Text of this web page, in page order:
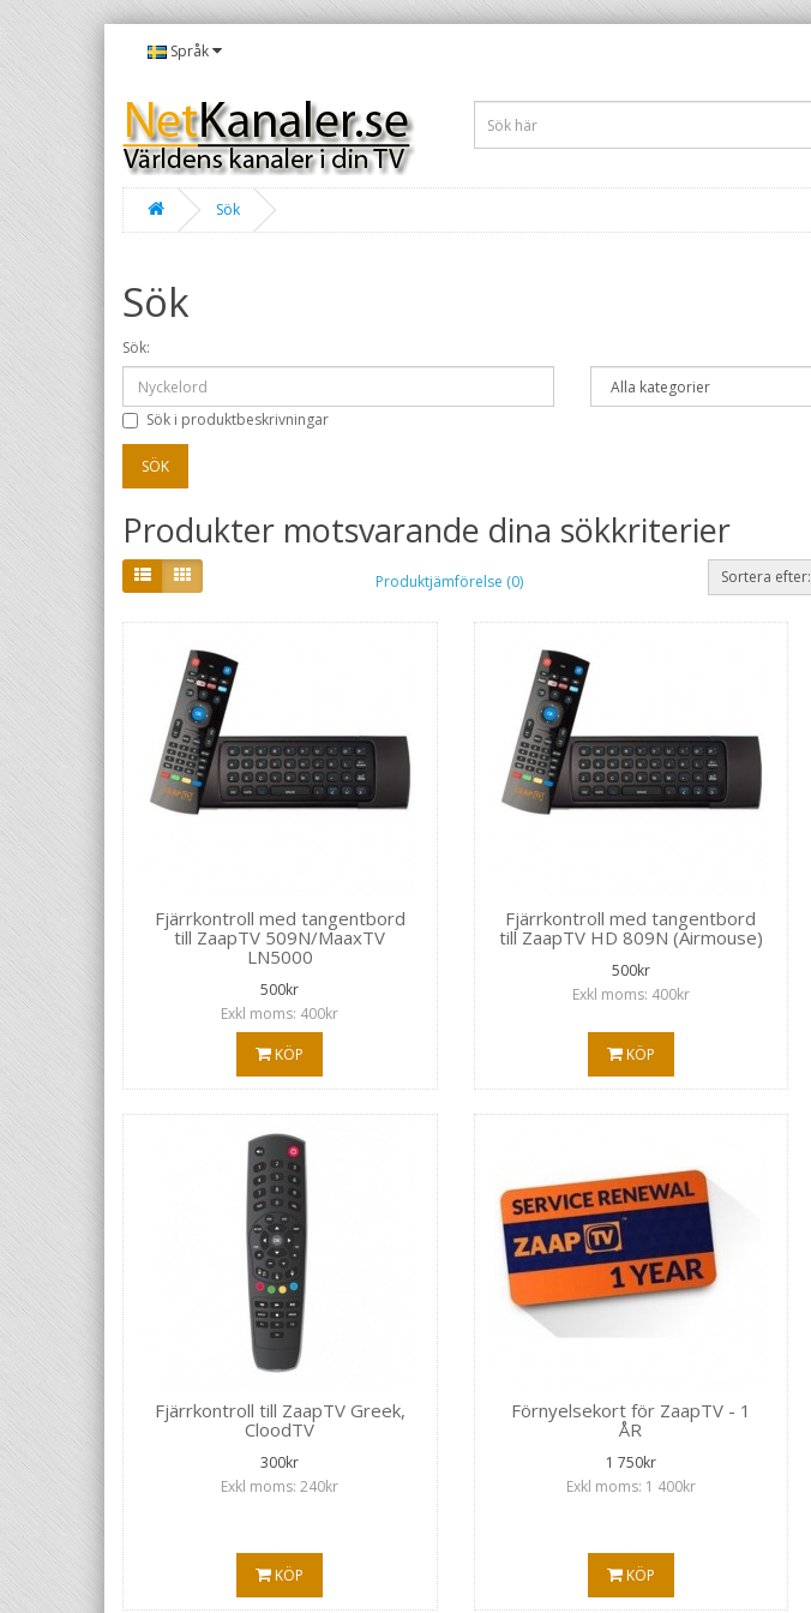
Språk
Sök
Sök
Sök:
Sök i produktbeskrivningar
Produkter motsvarande dina sökkriterier
Produktjämförelse (0) Sortera efter:
Fjärrkontroll med tangentbord
till ZaapTV 509N/MaaxTV
LN5000
500kr
Exkl moms: 400kr
KÖP
Fjärrkontroll med tangentbord
till ZaapTV HD 809N (Airmouse)
500kr
Exkl moms: 400kr
KÖP
Fjärrkontroll till ZaapTV Greek,
CloodTV
300kr
Exkl moms: 240kr
KÖP
Förnyelsekort för ZaapTV - 1
ÅR
1 750kr
Exkl moms: 1 400kr
KÖP